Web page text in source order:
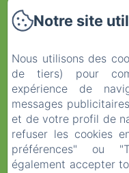
Notre site
Nous utilisons des
de tiers) pour
expérience de
messages
et de votre profil de
refuser les cookies
préférences" ou
également accepter